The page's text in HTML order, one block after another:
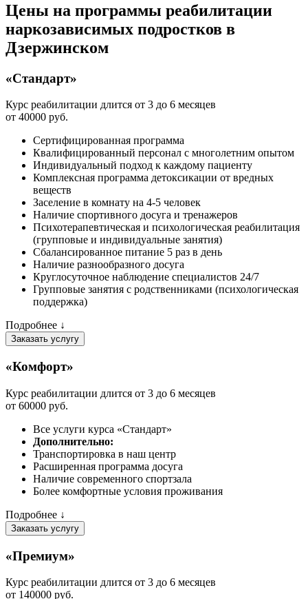
Цены на программы реабилитации
наркозависимых подростков в
Дзержинском
«Стандарт»
Курс реабилитации длится от 3 до 6 месяцев
от 40000 руб.
Сертифицированная программа
Квалифицированный персонал с многолетним опытом
Индивидуальный подход к каждому пациенту
Комплексная программа детоксикации от вредных
веществ
Заселение в комнату на 4-5 человек
Наличие спортивного досуга и тренажеров
Психотерапевтическая и психологическая реабилитация
(групповые и индивидуальные занятия)
Сбалансированное питание 5 раз в день
Наличие разнообразного досуга
Круглосуточное наблюдение специалистов 24/7
Групповые занятия с родственниками (психологическая
поддержка)
Подробнее ↓
Заказать услугу
«Комфорт»
Курс реабилитации длится от 3 до 6 месяцев
от 60000 руб.
Все услуги курса «Стандарт»
Дополнительно:
Транспортировка в наш центр
Расширенная программа досуга
Наличие современного спортзала
Более комфортные условия проживания
Подробнее ↓
Заказать услугу
«Премиум»
Курс реабилитации длится от 3 до 6 месяцев
от 140000 руб.